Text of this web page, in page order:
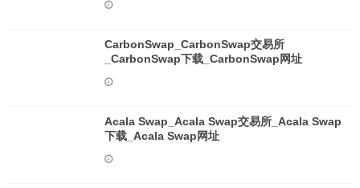
CarbonSwap_CarbonSwap交易所
_CarbonSwap下载_CarbonSwap网址
Acala Swap_Acala Swap交易所_Acala Swap
下载_Acala Swap网址